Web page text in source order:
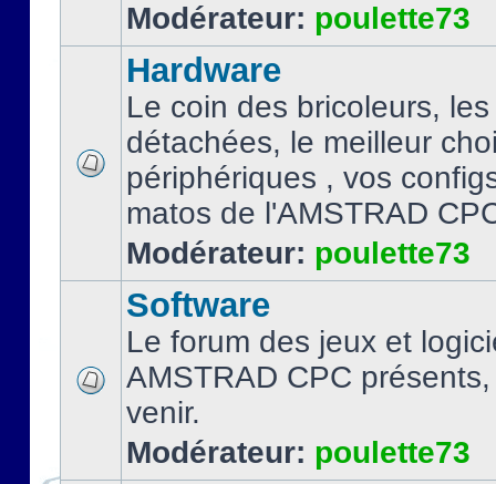
Modérateur: poulette73
Hardware
Le coin des bricoleurs,
détachées, le meilleur
périphériques , vos
matos de l'AMSTRAD
Modérateur: poulette73
Software
Le forum des jeux et
AMSTRAD CPC
venir.
Modérateur: poulette73